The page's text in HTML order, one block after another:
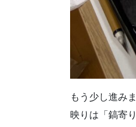
もう少し進み
映りは「鎬寄